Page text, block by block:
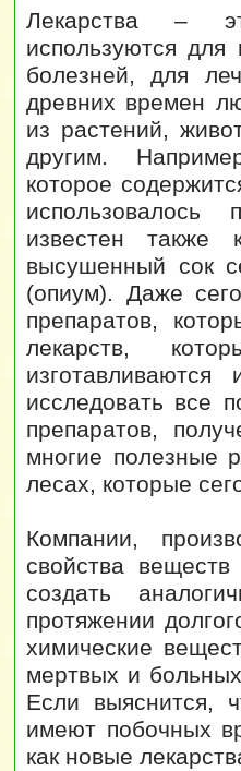
Лекарства –
используются для
болезней, для
древних времен
из растений,
другим.
которое
известен также
высушенный сок
(опиум). Даже
препаратов,
лекарств,
исследовать все
препаратов,
многие полезные
лесах, которые
Компании,
свойства
создать
протяжении
химические
мертвых и
Если выяснится,
имеют побочных
как новые